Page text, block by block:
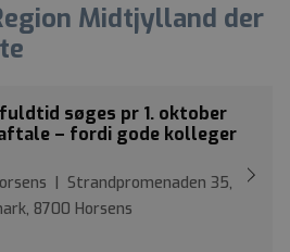
Midtjylland der
søges pr 1. oktober
– fordi gode kolleger
| Strandpromenaden 35,
8700 Horsens